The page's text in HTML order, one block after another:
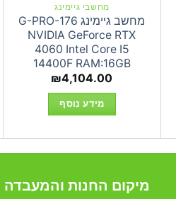
מחשבי גיימינג
מחשב גיימינג G-PRO-176
NVIDIA GeForce RTX
4060 Intel Core I5
14400F RAM:16GB
₪4,104.00
מידע נוסף
מיקום החנות והמעבדה